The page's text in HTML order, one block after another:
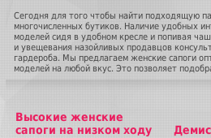
Сегодня для того чтобы найти подходящую
многочисленных бутиков. Наличие удобных
моделей сидя в удобном кресле и попивая
и увещевания назойливых продавцов
гардероба. Мы предлагаем женские сапоги
моделей на любой вкус. Это позволяет
предлагают женские сапоги оптом в
дизайн женских сапог позволит выглядеть
тип каблука вы выберете. Женские сапоги
исключительный комфорт.
Высокие женские
сапоги на низком ходу